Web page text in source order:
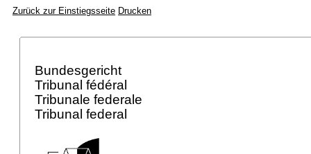
Zurück zur Einstiegsseite Drucken
Bundesgericht
Tribunal fédéral
Tribunale federale
Tribunal federal